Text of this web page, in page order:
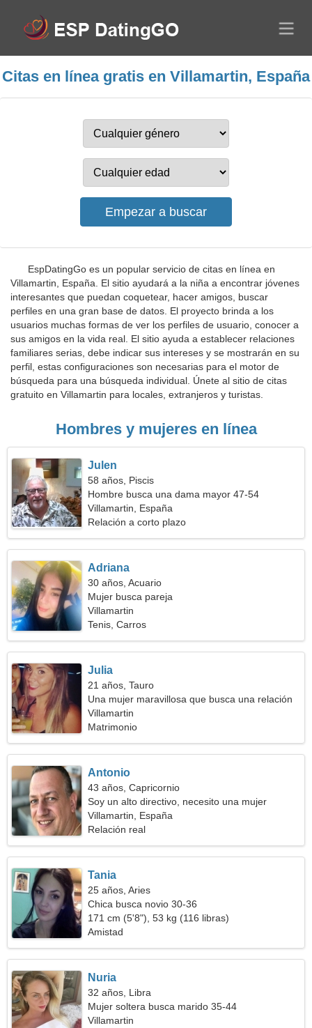
Citas en línea gratis en Villamartin, España
EspDatingGo es un popular servicio de citas en línea en
Villamartin, España. El sitio ayudará a la niña a encontrar jóvenes
interesantes que puedan coquetear, hacer amigos, buscar
perfiles en una gran base de datos. El proyecto brinda a los
usuarios muchas formas de ver los perfiles de usuario, conocer a
sus amigos en la vida real. El sitio ayuda a establecer relaciones
familiares serias, debe indicar sus intereses y se mostrarán en su
perfil, estas configuraciones son necesarias para el motor de
búsqueda para una búsqueda individual. Únete al sitio de citas
gratuito en Villamartin para locales, extranjeros y turistas.
Hombres y mujeres en línea
Julen
58 años, Piscis
Hombre busca una dama mayor 47-54
Villamartin, España
Relación a corto plazo
Adriana
30 años, Acuario
Mujer busca pareja
Villamartin
Tenis, Carros
Julia
21 años, Tauro
Una mujer maravillosa que busca una relación
Villamartin
Matrimonio
Antonio
43 años, Capricornio
Soy un alto directivo, necesito una mujer
seductora
Villamartin, España
Relación real
Tania
25 años, Aries
Chica busca novio 30-36
171 cm (5'8"), 53 kg (116 libras)
Amistad
Nuria
32 años, Libra
Mujer soltera busca marido 35-44
Villamartin